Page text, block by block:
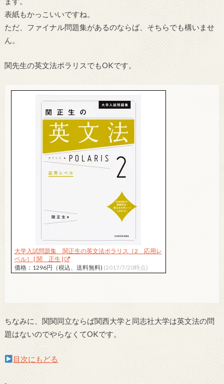
表紙もかっこいいですね。
ただ、ファイナル問題集があるのならば、そちらでも構いませ
ん。
関先生の英文法ポラリスでもOKです。
大学入試問題集 関正生の英文法ポラリス［2 応用レ
ベル］ [ 関 正生 ]
価格：1296円（税込、送料無料) (2017/7/20時点)
ちなみに、関関同立ならば関西大学と同志社大学は英文法の問
題はないのでやらなくてOKです。
目次にもどる